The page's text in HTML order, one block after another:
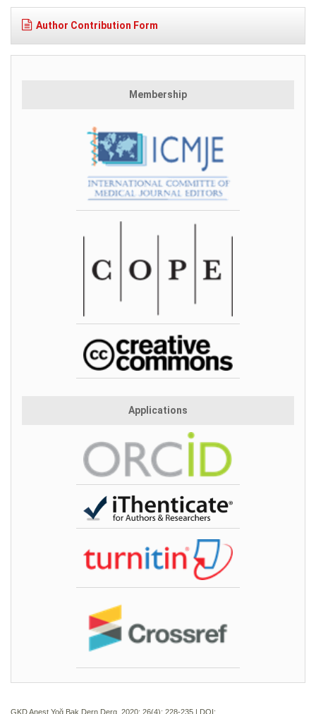
Author Contribution Form
Membership
Applications
GKD Anest Yoğ Bak Dern Derg. 2020; 26(4): 228-235 | DOI: